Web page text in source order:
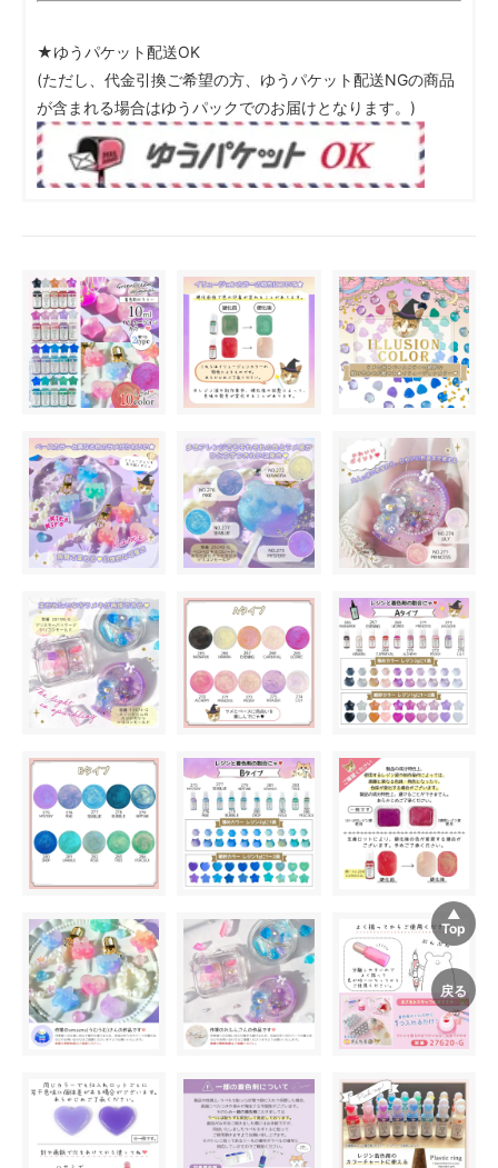
★ゆうパケット配送OK
(ただし、代金引換ご希望の方、ゆうパケット配送NGの商品
が含まれる場合はゆうパックでのお届けとなります。)